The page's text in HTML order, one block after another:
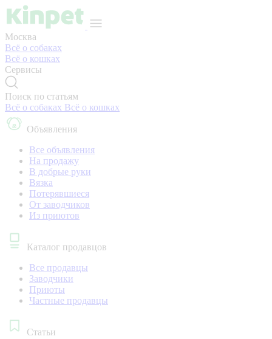
Москва
Всё о собаках
Всё о кошках
Сервисы
Поиск по статьям
Всё о собаках Всё о кошках
Объявления
Все объявления
На продажу
В добрые руки
Вязка
Потерявшиеся
От заводчиков
Из приютов
Каталог продавцов
Все продавцы
Заводчики
Приюты
Частные продавцы
Статьи